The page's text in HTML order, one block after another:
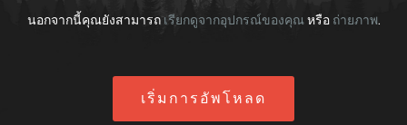
นอกจากนี้คุณยังสามารถเรียกดูจากอุปกรณ์ของคุณหรือ ถ่ายภาพ.
เริ่มการอัพโหลด